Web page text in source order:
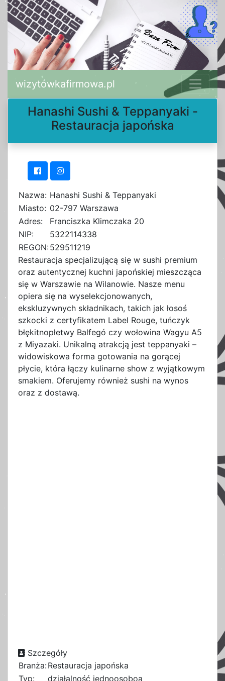
wizytówkafirmowa.pl
Hanashi Sushi & Teppanyaki -
Restauracja japońska
Nazwa: Hanashi Sushi & Teppanyaki
Miasto: 02-797 Warszawa
Adres:
Franciszka Klimczaka 20
NIP:
5322114338
REGON:529511219
Restauracja specjalizującą się w sushi premium
oraz autentycznej kuchni japońskiej mieszcząca
się w Warszawie na Wilanowie. Nasze menu
opiera się na wyselekcjonowanych,
ekskluzywnych składnikach, takich jak łosoś
szkocki z certyfikatem Label Rouge, tuńczyk
błękitnopłetwy Balfegó czy wołowina Wagyu A5
z Miyazaki. Unikalną atrakcją jest teppanyaki –
widowiskowa forma gotowania na gorącej
płycie, która łączy kulinarne show z wyjątkowym
smakiem. Oferujemy również sushi na wynos
oraz z dostawą.
Szczegóły
Branża:Restauracja japońska
Typ:
działalność jednoosoboa